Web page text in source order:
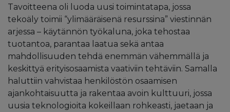
Tavoitteena oli luoda uusi toimintatapa, jossa
tekoäly toimii “ylimääräisenä resurssina” viestinnän
arjessa – käytännön työkaluna, joka tehostaa
tuotantoa, parantaa laatua sekä antaa
mahdollisuuden tehdä enemmän vähemmällä ja
keskittyä erityisosaamista vaativiin tehtäviin. Samalla
haluttiin vahvistaa henkilöstön osaamisen
ajankohtaisuutta ja rakentaa avoin kulttuuri, jossa
uusia teknologioita kokeillaan rohkeasti, jaetaan ja